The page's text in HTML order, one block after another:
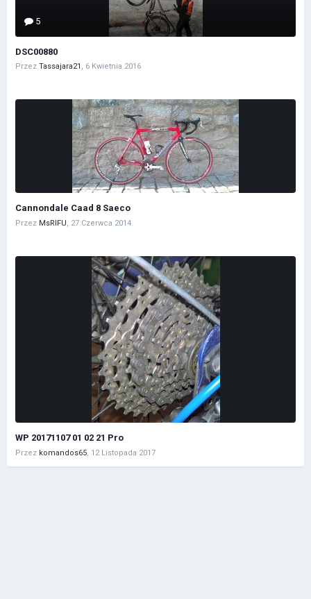
5
DSC00880
Przez Tassajara21 , 6 Kwietnia 2016
Cannondale Caad 8 Saeco
Przez MsRIFU, 27 Czerwca 2014
WP 20171107 01 02 21 Pro
Przez komandos65 12 Listopada 2017